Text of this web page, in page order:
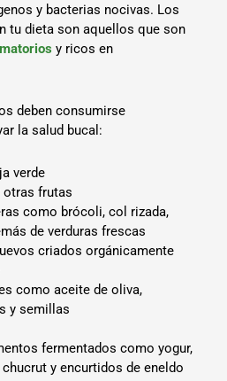
y bacterias nocivas. Los
tu dieta son aquellos que son
y ricos en
deben consumirse
la salud bucal:
verde
otras frutas
como brócoli, col rizada,
de verduras frescas
criados orgánicamente
como aceite de oliva,
y semillas
fermentados como yogur,
chucrut y encurtidos de eneldo